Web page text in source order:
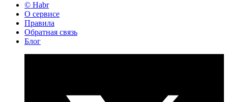
© Habr
О сервисе
Правила
Обратная связь
Блог